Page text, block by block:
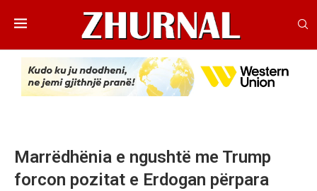
Marrëdhënia e ngushtë me Trump
forcon pozitat e Erdogan përpara